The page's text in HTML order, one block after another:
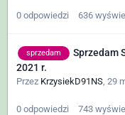
0 odpowiedzi 636
sprzedam
Sprzedam
2021 r.
Przez KrzysiekD91NS, 29
0 odpowiedzi 743